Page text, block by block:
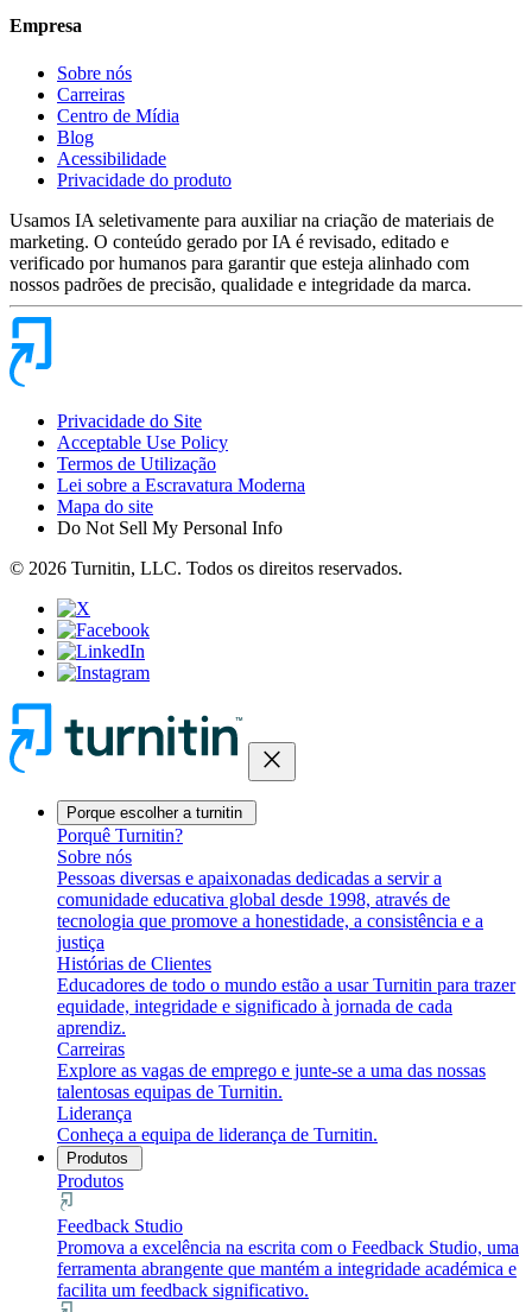
Empresa
Sobre nós
Carreiras
Centro de Mídia
Blog
Acessibilidade
Privacidade do produto
Usamos IA seletivamente para auxiliar na criação de materiais de
marketing. O conteúdo gerado por IA é revisado, editado e
verificado por humanos para garantir que esteja alinhado com
nossos padrões de precisão, qualidade e integridade da marca.
Privacidade do Site
Acceptable Use Policy
Termos de Utilização
Lei sobre a Escravatura Moderna
Mapa do site
Do Not Sell My Personal Info
© 2026 Turnitin, LLC. Todos os direitos reservados.
close
Porque escolher a turnitin
Porquê Turnitin?
Sobre nós
Pessoas diversas e apaixonadas dedicadas a servir a
comunidade educativa global desde 1998, através de
tecnologia que promove a honestidade, a consistência e a
justiça
Histórias de Clientes
Educadores de todo o mundo estão a usar Turnitin para trazer
equidade, integridade e significado à jornada de cada
aprendiz.
Carreiras
Explore as vagas de emprego e junte-se a uma das nossas
talentosas equipas de Turnitin.
Liderança
Conheça a equipa de liderança de Turnitin.
Produtos
Produtos
Feedback Studio
Promova a excelência na escrita com o Feedback Studio, uma
ferramenta abrangente que mantém a integridade académica e
facilita um feedback significativo.